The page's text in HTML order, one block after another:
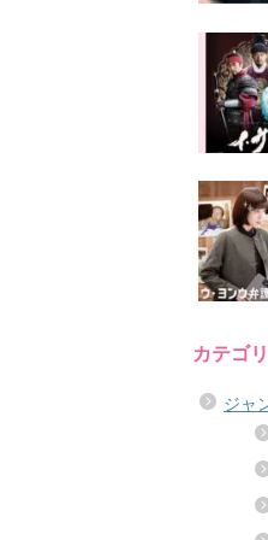
カテゴ
ジャ